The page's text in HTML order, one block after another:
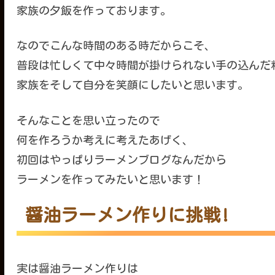
家族の夕飯を作っております。
なのでこんな時間のある時だからこそ、
普段は忙しくて中々時間が掛けられない手の込んだ
家族をそして自分を笑顔にしたいと思います。
そんなことを思い立ったので
何を作ろうか考えに考えたあげく、
初回はやっぱりラーメンブログなんだから
ラーメンを作ってみたいと思います！
醤油ラーメン作りに挑戦!
実は醤油ラーメン作りは